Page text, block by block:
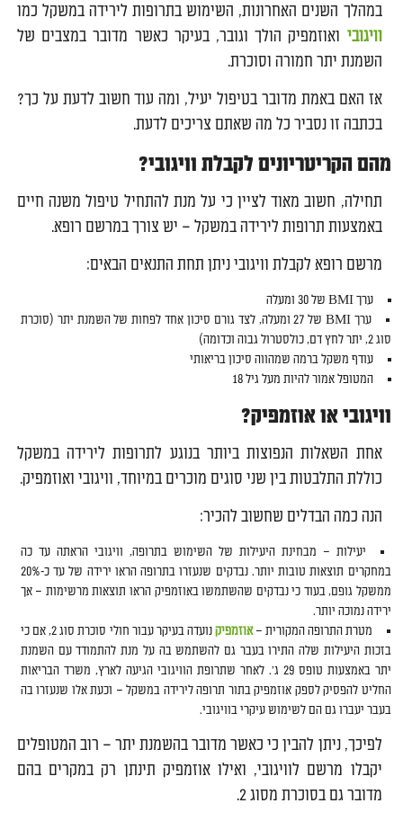
במהלך השנים האחרונות, השימוש בתרופות לירידה במשקל כמו
וויגובי ואוזמפיק הולך וגובר, בעיקר כאשר מדובר במצבים של
השמנת יתר חמורה וסוכרת.
אז האם באמת מדובר בטיפול יעיל, ומה עוד חשוב לדעת על כך?
בכתבה זו נסביר כל מה שאתם צריכים לדעת.
מהם הקריטריונים לקבלת וויגובי?
תחילה, חשוב מאוד לציין כי על מנת להתחיל טיפול משנה חיים
באמצעות תרופות לירידה במשקל – יש צורך במרשם רופא.
מרשם רופא לקבלת וויגובי ניתן תחת התנאים הבאים:
ערך BMI של 30 ומעלה
ערך BMI של 27 ומעלה, לצד גורם סיכון אחד לפחות של השמנת יתר (סוכרת
סוג 2, יתר לחץ דם, כולסטרול גבוה וכדומה)
עודף משקל ברמה שמהווה סיכון בריאותי
המטופל אמור להיות מעל גיל 18
וויגובי או אוזמפיק?
אחת השאלות הנפוצות ביותר בנוגע לתרופות לירידה במשקל
כוללת התלבטות בין שני סוגים מוכרים במיוחד, וויגובי ואוזמפיק.
הנה כמה הבדלים שחשוב להכיר:
יעילות – מבחינת היעילות של השימוש בתרופה, וויגובי הראתה עד כה
במחקרים תוצאות טובות יותר. נבדקים שנעזרו בתרופה הראו ירידה של עד כ-20%
ממשקל גופם, בעוד כי נבדקים שהשתמשו באוזמפיק הראו תוצאות מרשימות – אך
ירידה נמוכה יותר.
מטרת התרופה המקורית –אוזמפיק
נועדה בעיקר עבור חולי סוכרת סוג 2, אם כי
בזכות היעילות שלה התירו בעבר גם להשתמש בה על מנת להתמודד עם השמנת
יתר באמצעות טופס 29 ג'. לאחר שתרופת הוויגובי הגיעה לארץ, משרד הבריאות
החליט להפסיק לספק אוזמפיק בתור תרופה לירידה במשקל – וכעת אלו שנעזרו בה
בעבר יעברו גם הם לשימוש עיקרי בוויגובי.
לפיכך, ניתן להבין כי כאשר מדובר בהשמנת יתר – רוב המטופלים
יקבלו מרשם לוויגובי, ואילו אוזמפיק תינתן רק במקרים בהם
מדובר גם בסוכרת מסוג 2.